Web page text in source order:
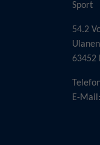
Sport
54.2
63452
E-Mail: